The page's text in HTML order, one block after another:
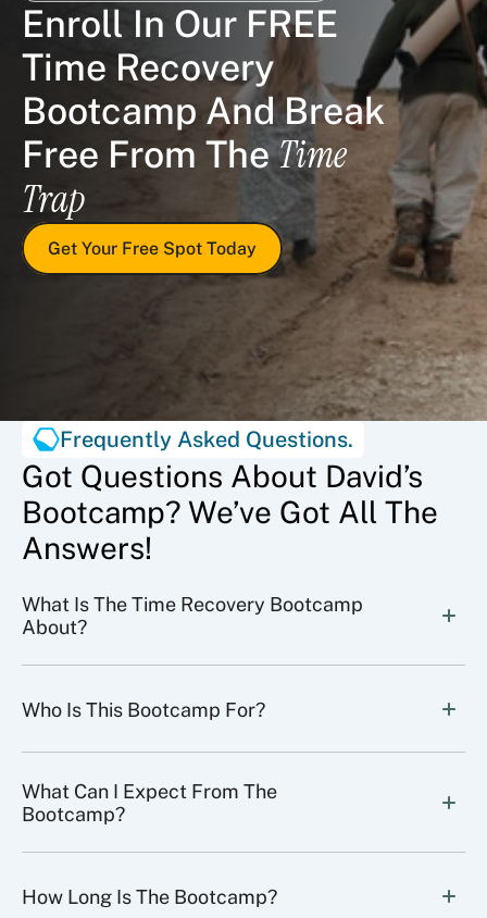
Enroll In Our FREE
Time Recovery
Bootcamp And Break
Free From The Time
Trap
Get Your Free Spot Today
Frequently Asked Questions.
Got Questions About David’s
Bootcamp? We’ve Got All The
Answers!
What Is The Time Recovery Bootcamp
About?
Who Is This Bootcamp For?
What Can I Expect From The
Bootcamp?
How Long Is The Bootcamp?